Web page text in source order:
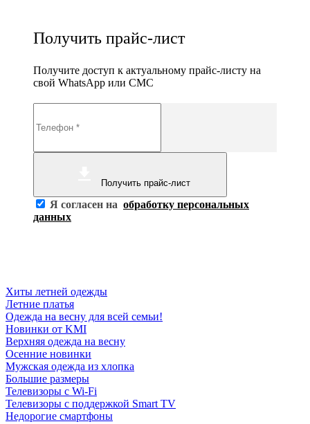
Получить прайс-лист
Получите доступ к актуальному прайс-листу на
свой WhatsApp или СМС
Получить прайс-лист
Я согласен на обработку персональных
данных
Хиты летней одежды
Летние платья
Одежда на весну для всей семьи!
Новинки от KMI
Верхняя одежда на весну
Осенние новинки
Мужская одежда из хлопка
Большие размеры
Телевизоры с Wi-Fi
Телевизоры с поддержкой Smart TV
Недорогие смартфоны